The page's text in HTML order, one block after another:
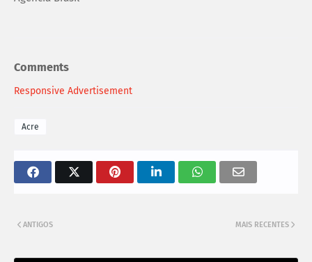
Comments
Responsive Advertisement
Acre
MAIS RECENTES
ANTIGOS